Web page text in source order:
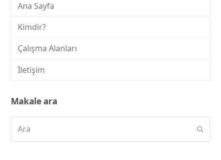
Ana Sayfa
Kimdir?
Çalışma Alanları
İletişim
Makale ara